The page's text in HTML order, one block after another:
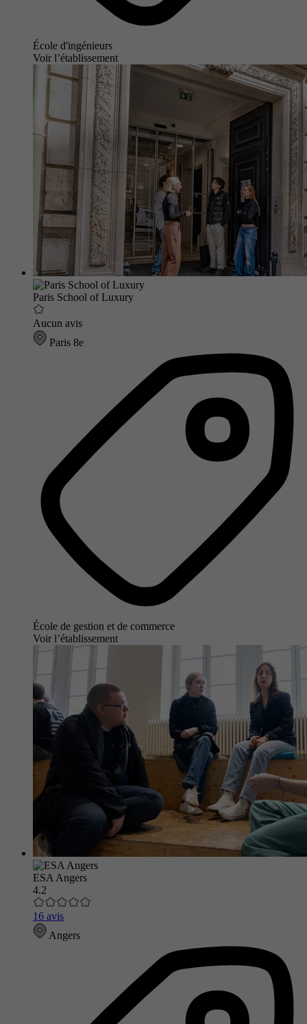
École d'ingénieurs
Voir l’établissement
Paris School of Luxury
Aucun avis
Paris 8e
École de gestion et de commerce
Voir l’établissement
ESA Angers
4.2
16 avis
Angers